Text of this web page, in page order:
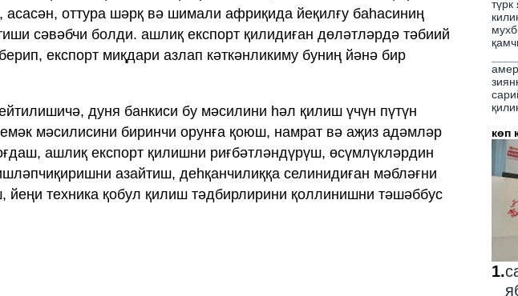
асасән, оттура шәрқ вә шимали африқида йеқилғу баһасиниң
сәвәбчи болди. ашлиқ експорт қилидиған дөләтләрдә тәбиий
експорт миқдари азлап кәткәнликиму буниң йәнә бир
дуня банкиси бу мәсилини һәл қилиш үчүн пүтүн
мәсилисини биринчи орунға қоюш, намрат вә аҗиз адәмләр
ашлиқ експорт қилишни риғбәтләндүрүш, өсүмлүкләрдин
азайтиш, деһқанчилиққа селинидиған мәбләғни
йеңи техника қобул қилиш тәдбирлирини қоллинишни тәшәббус
түрк
көп
1.